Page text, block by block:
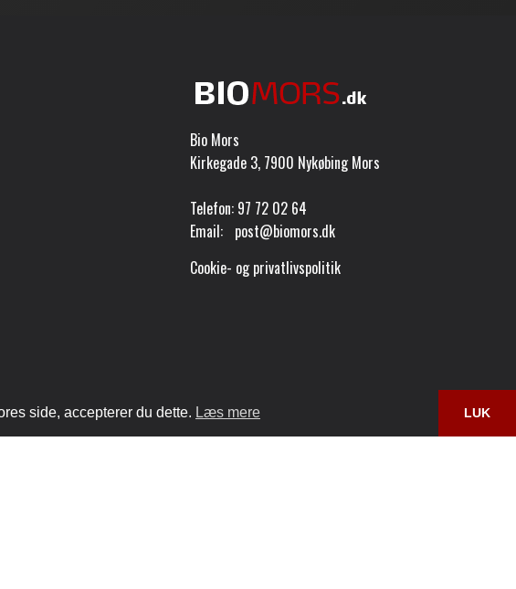
side, accepterer du dette. Læs mere LUK
Bio Mors
Kirkegade 3, 7900 Nykøbing Mors
Telefon: 97 72 02 64
Email: post@biomors.dk
Cookie- og privatlivspolitik